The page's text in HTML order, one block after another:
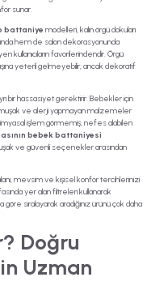
sunar.
battaniye modelleri, kalın örgü dokuları
hem de salon dekorasyonunda
kullanıcıların favorilerindendir. Örgü
yeterli gelmeyebilir; ancak dekoratif
bir hassasiyet gerektirir. Bebekler için
ve alerji yapmayan malzemeler
işlem görmemiş, nefes alabilen
bebek battaniyesi
ve güvenli seçenekler arasından
mevsim ve kişisel konfor tercihlerinizi
yer alan filtreleri kullanarak
sıralayarak aradığınız ürünü çok daha
Doğru
Uzman